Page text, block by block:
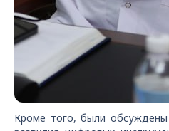
Кроме того, были обсуждены